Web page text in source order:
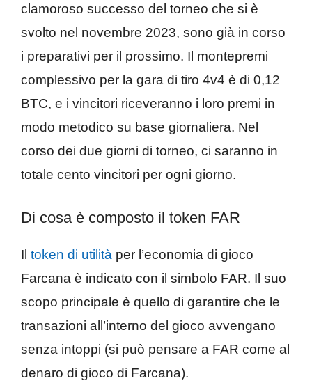
clamoroso successo del torneo che si è
svolto nel novembre 2023, sono già in corso
i preparativi per il prossimo. Il montepremi
complessivo per la gara di tiro 4v4 è di 0,12
BTC, e i vincitori riceveranno i loro premi in
modo metodico su base giornaliera. Nel
corso dei due giorni di torneo, ci saranno in
totale cento vincitori per ogni giorno.
Di cosa è composto il token FAR
Il token di utilità per l’economia di gioco
Farcana è indicato con il simbolo FAR. Il suo
scopo principale è quello di garantire che le
transazioni all’interno del gioco avvengano
senza intoppi (si può pensare a FAR come al
denaro di gioco di Farcana).